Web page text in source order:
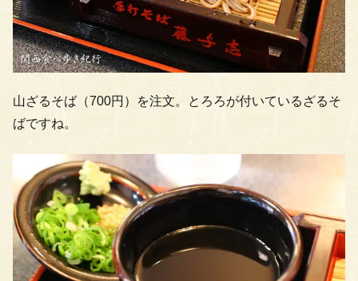
山ざるそば（700円）を注文。とろろが付いているざるそ
ばですね。